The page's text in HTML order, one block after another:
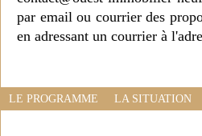
par email ou courrier des
en adressant un courrier à
LE PROGRAMME LA SITUATION